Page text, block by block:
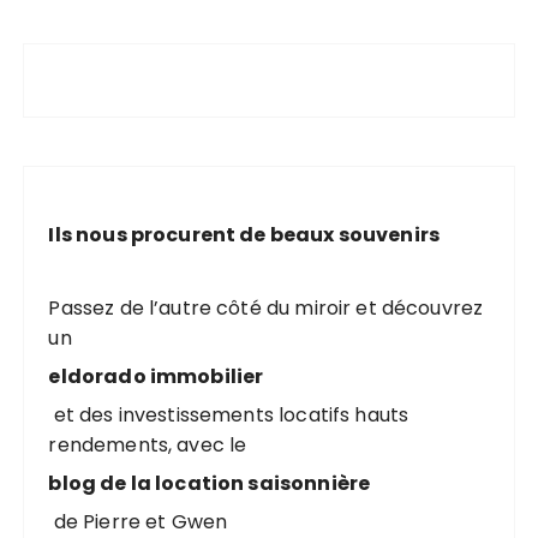
Ils nous procurent de beaux souvenirs
Passez de l’autre côté du miroir et découvrez
un
eldorado immobilier
et des investissements locatifs hauts
rendements, avec le
blog de la location saisonnière
de Pierre et Gwen